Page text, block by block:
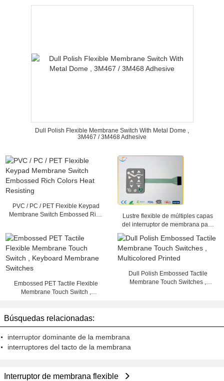
Dull Polish Flexible Membrane Switch With Metal Dome ,
3M467 / 3M468 Adhesive
PVC / PC / PET Flexible Keypad
Membrane Switch Embossed Rich
Lustre flexible de múltiples capas
del interruptor de membrana para
la máquina médica, 25mA - 100mA
Embossed PET Tactile Flexible
Membrane Touch Switch ,
Dull Polish Embossed Tactile
Membrane Touch Switches ,
Búsquedas relacionadas:
interruptor dominante de la membrana
interruptores del tacto de la membrana
Interruptor de membrana flexible